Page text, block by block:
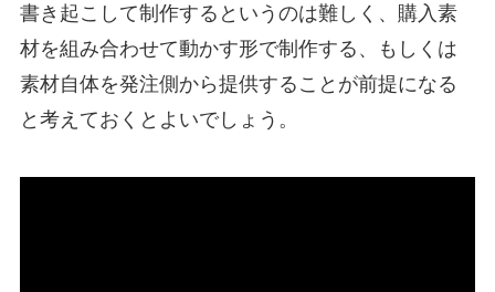
書き起こして制作するというのは難しく、購入素
材を組み合わせて動かす形で制作する、もしくは
素材自体を発注側から提供することが前提になる
と考えておくとよいでしょう。